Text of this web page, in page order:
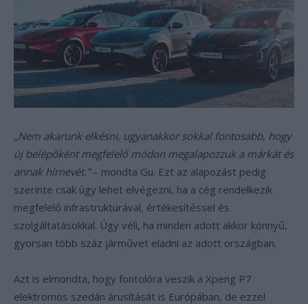
„Nem akarunk elkésni, ugyanakkor sokkal fontosabb, hogy
új belépőként megfelelő módon megalapozzuk a márkát és
annak hírnevét.”– mondta Gu. Ezt az alapozást pedig
szerinte csak úgy lehet elvégezni, ha a cég rendelkezik
megfelelő infrastruktúrával, értékesítéssel és
szolgáltatásokkal. Úgy véli, ha minden adott akkor könnyű,
gyorsan több száz járművet eladni az adott országban.
Azt is elmondta, hogy fontolóra veszik a Xpeng P7
elektromos szedán árusítását is Európában, de ezzel